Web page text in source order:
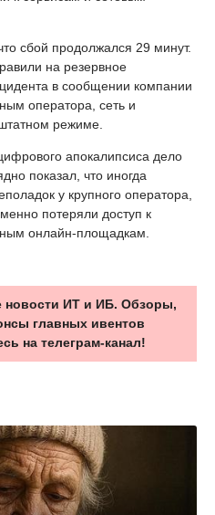
что сбой продолжался 29 минут.
на резервное
в сообщении компании
оператора, сеть и
режиме.
апокалипсиса дело
показал, что иногда
у крупного оператора,
потеряли доступ к
онлайн-площадкам.
новости ИТ и ИБ. Обзоры,
главных ивентов
на телеграм-канал!